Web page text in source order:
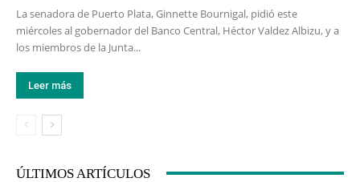
La senadora de Puerto Plata, Ginnette Bournigal, pidió este
miércoles al gobernador del Banco Central, Héctor Valdez Albizu, y a
los miembros de la Junta...
Leer más
ÚLTIMOS ARTÍCULOS